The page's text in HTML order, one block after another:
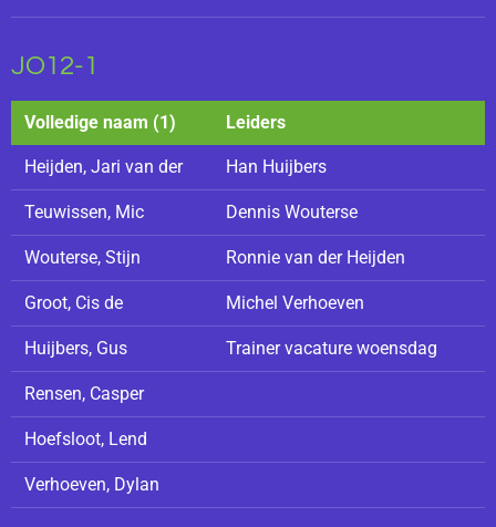
JO12-1
Volledige naam (1) Leiders
Heijden, Jari van der Han Huijbers
Teuwissen, Mic Dennis Wouterse
Wouterse, Stijn Ronnie van der Heijden
Groot, Cis de Michel Verhoeven
Huijbers, Gus Trainer vacature woensdag
Rensen, Casper
Hoefsloot, Lend
Verhoeven, Dylan